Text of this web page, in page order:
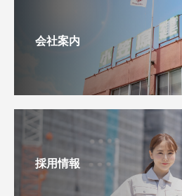
会社案内
採用情報